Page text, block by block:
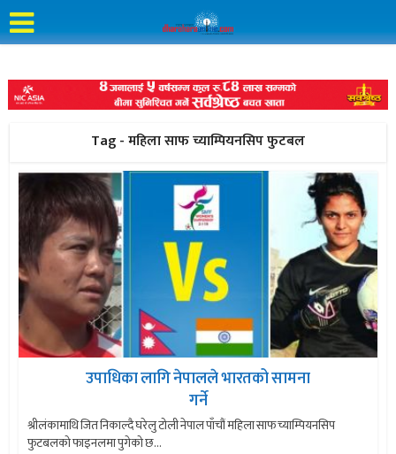
Tag - महिला साफ च्याम्पियनसिप फुटबल
उपाधिका लागि नेपालले भारतको सामना
गर्ने
श्रीलंकामाथि जित निकाल्दै घरेलु टोली नेपाल पाँचौं महिला साफ च्याम्पियनसिप
फुटबलको फाइनलमा पुगेको छ...